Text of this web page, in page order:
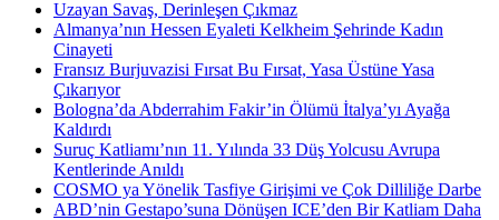
Uzayan Savaş, Derinleşen Çıkmaz
Almanya’nın Hessen Eyaleti Kelkheim Şehrinde Kadın
Cinayeti
Fransız Burjuvazisi Fırsat Bu Fırsat, Yasa Üstüne Yasa
Çıkarıyor
Bologna’da Abderrahim Fakir’in Ölümü İtalya’yı Ayağa
Kaldırdı
Suruç Katliamı’nın 11. Yılında 33 Düş Yolcusu Avrupa
Kentlerinde Anıldı
COSMO ya Yönelik Tasfiye Girişimi ve Çok Dilliliğe Darbe
ABD’nin Gestapo’suna Dönüşen ICE’den Bir Katliam Daha